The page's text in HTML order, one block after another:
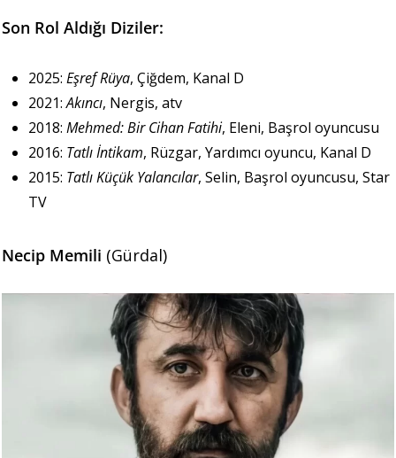
Son Rol Aldığı Diziler:
2025: Eşref Rüya, Çiğdem, Kanal D
2021:Akıncı, Nergis, atv
2018: Mehmed: Bir Cihan Fatihi, Eleni, Başrol oyuncusu
2016: Tatlı İntikam, Rüzgar, Yardımcı oyuncu, Kanal D
2015: Tatlı Küçük Yalancılar, Selin, Başrol oyuncusu, Star
TV
Necip Memili (Gürdal)